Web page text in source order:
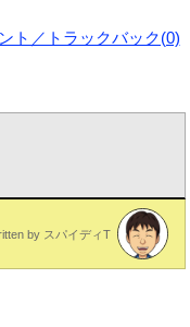
ト／トラックバック(0)
by スパイディT